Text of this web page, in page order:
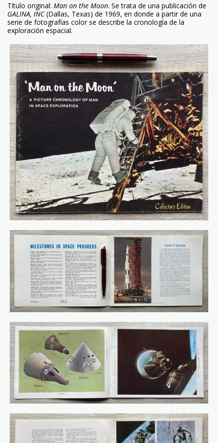
Título original: Man on the Moon. Se trata de una publicación de
GALINA, INC(Dallas, Texas) de 1969, en donde a partir de una
serie de fotografías color se describe la cronología de la
exploración espacial.